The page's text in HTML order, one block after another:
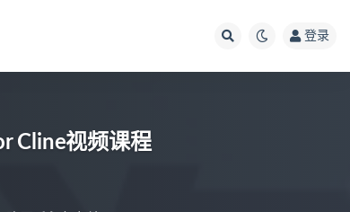
登录
Cline视频课程